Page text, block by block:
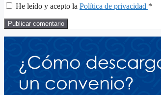
He leído y acepto la Política de privacidad *